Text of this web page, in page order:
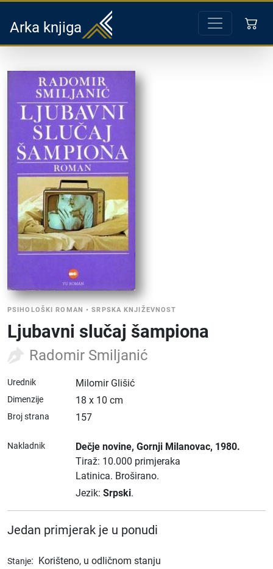
Arka knjiga
PSIHOLOŠKI ROMAN •SRPSKA KNJIŽEVNOST
Ljubavni slučaj šampiona
Radomir Smiljanić
Urednik Milomir Glišić
Dimenzije 18 x 10 cm
Broj strana 157
Nakladnik Dečje novine, Gornji Milanovac, 1980.
Tiraž: 10.000 primjeraka
Latinica. Broširano.
Jezik: Srpski.
Jedan primjerak je u ponudi
Stanje: Korišteno, u odličnom stanju